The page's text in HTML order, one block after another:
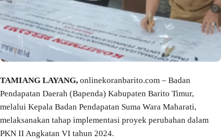
TAMIANG LAYANG, onlinekoranbarito.com – Badan
Pendapatan Daerah (Bapenda) Kabupaten Barito Timur,
melalui Kepala Badan Pendapatan Suma Wara Maharati,
melaksanakan tahap implementasi proyek perubahan dalam
PKN II Angkatan VI tahun 2024.